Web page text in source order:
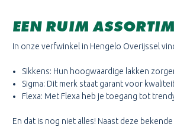
EEN RUIM
In onze verfwinkel in Hengelo Overijssel
Sikkens: Hun hoogwaardige lakken
Sigma: Dit merk staat garant voor
Flexa: Met Flexa heb je toegang tot
En dat is nog niet alles! Naast deze